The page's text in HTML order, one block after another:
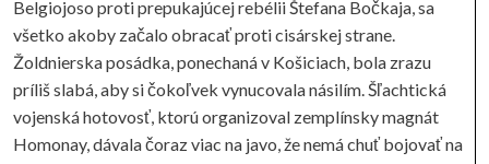
Belgiojoso proti prepukajúcej rebélii Štefana Bočkaja, sa
všetko akoby začalo obracať proti cisárskej strane.
Žoldnierska posádka, ponechaná v Košiciach, bola zrazu
príliš slabá, aby si čokoľvek vynucovala násilím. Šľachtická
vojenská hotovosť, ktorú organizoval zemplínsky magnát
Homonay, dávala čoraz viac na javo, že nemá chuť bojovať na